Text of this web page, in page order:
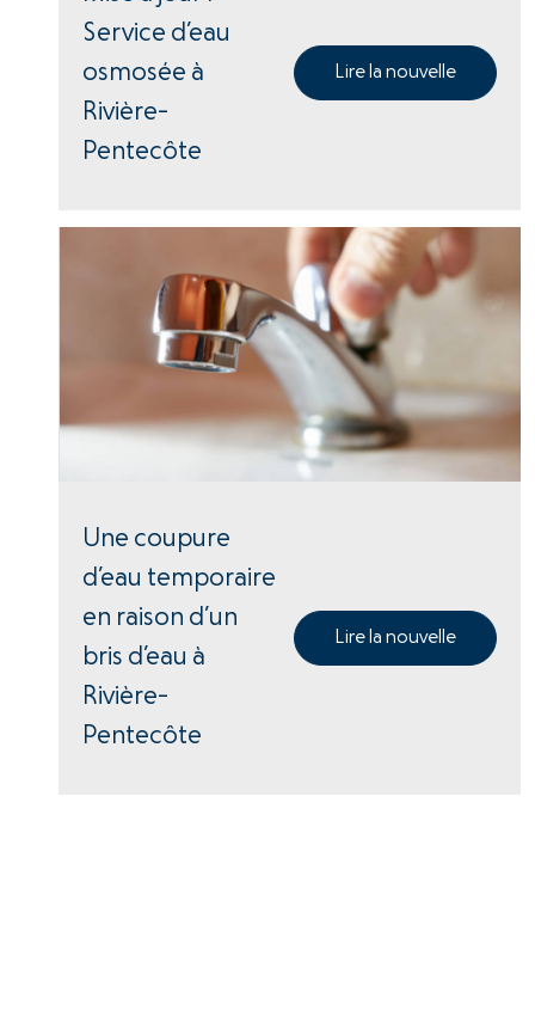
Service d’eau
osmosée à
Rivière-
Pentecôte
Lire la nouvelle
Une coupure
d’eau temporaire
en raison d’un
bris d’eau à
Rivière-
Pentecôte
Lire la nouvelle